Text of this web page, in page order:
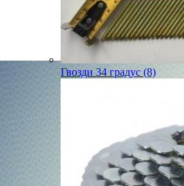
Гвозди 34 градус (8)